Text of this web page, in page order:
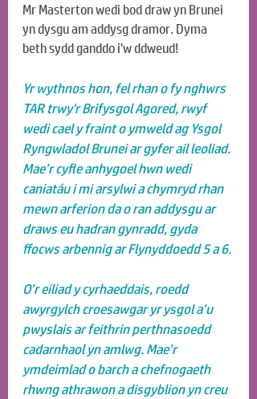
Mr Masterton wedi bod draw yn Brunei
yn dysgu am addysg dramor. Dyma
beth sydd ganddo i'w ddweud!
Yr wythnos hon, fel rhan o fy nghwrs
TAR trwy'r Brifysgol Agored, rwyf
wedi cael y fraint o ymweld ag Ysgol
Ryngwladol Brunei ar gyfer ail leoliad.
Mae’r cyfle anhygoel hwn wedi
caniatáu i mi arsylwi a chymryd rhan
mewn arferion da o ran addysgu ar
draws eu hadran gynradd, gyda
ffocws arbennig ar Flynyddoedd 5 a 6.
O’r eiliad y cyrhaeddais, roedd
awyrgylch croesawgar yr ysgol a’u
pwyslais ar feithrin perthnasoedd
cadarnhaol yn amlwg. Mae’r
ymdeimlad o barch a chefnogaeth
rhwng athrawon a disgyblion yn creu